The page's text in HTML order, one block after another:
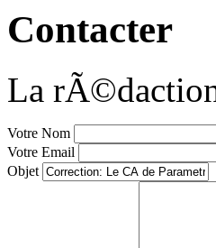
Contacter
La
Votre Nom
Votre Email
Objet